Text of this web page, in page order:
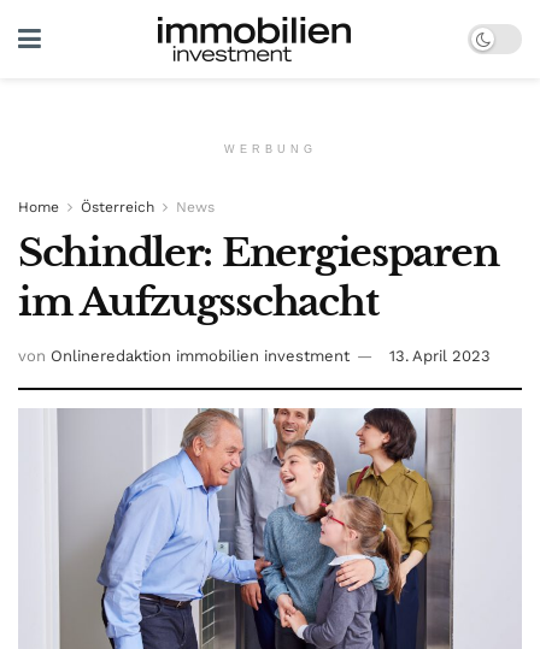
WERBUNG
Home Österreich News
Schindler: Energiesparen
im Aufzugsschacht
von Onlineredaktion immobilien investment 13. April 2023